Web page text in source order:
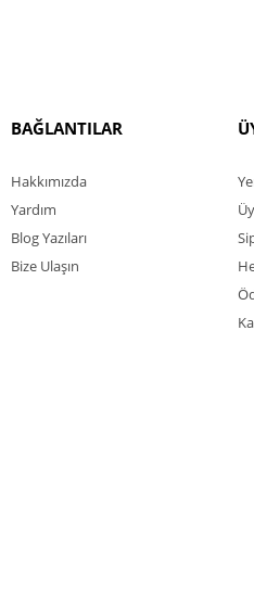
BAĞLANTILAR
Hakkımızda
Yardım
Blog Yazıları
Bize Ulaşın